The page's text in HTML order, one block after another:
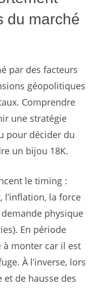
du marché
par des facteurs
géopolitiques
Comprendre
une stratégie
pour décider du
un bijou 18K.
le timing :
l’inflation, la force
physique
En période
à monter car il est
À l’inverse, lors
de hausse des